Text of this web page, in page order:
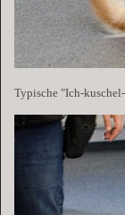
Typische "Ich-